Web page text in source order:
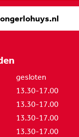
gesloten
13.30-17.00
13.30-17.00
13.30-17.00
13.30-17.00